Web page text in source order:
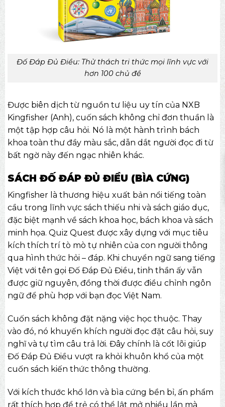
Đố Đáp Đủ Điều: Thử thách tri thức mọi lĩnh vực với
hơn 100 chủ đề
Được biên dịch từ nguồn tư liệu uy tín của NXB
Kingfisher (Anh), cuốn sách không chỉ đơn thuần là
một tập hợp câu hỏi. Nó là một hành trình bách
khoa toàn thư đầy màu sắc, dẫn dắt người đọc đi từ
bất ngờ này đến ngạc nhiên khác.
SÁCH ĐỐ ĐÁP ĐỦ ĐIỀU (BÌA CỨNG)
Kingfisher là thương hiệu xuất bản nổi tiếng toàn
cầu trong lĩnh vực sách thiếu nhi và sách giáo dục,
đặc biệt mạnh về sách khoa học, bách khoa và sách
minh họa. Quiz Quest được xây dựng với mục tiêu
kích thích trí tò mò tự nhiên của con người thông
qua hình thức hỏi – đáp. Khi chuyển ngữ sang tiếng
Việt với tên gọi Đố Đáp Đủ Điều, tinh thần ấy vẫn
được giữ nguyên, đồng thời được điều chỉnh ngôn
ngữ để phù hợp với bạn đọc Việt Nam.
Cuốn sách không đặt nặng việc học thuộc. Thay
vào đó, nó khuyến khích người đọc đặt câu hỏi, suy
nghĩ và tự tìm câu trả lời. Đây chính là cốt lõi giúp
Đố Đáp Đủ Điều vượt ra khỏi khuôn khổ của một
cuốn sách kiến thức thông thường.
Với kích thước khổ lớn và bìa cứng bền bỉ, ấn phẩm
rất thích hợp để trẻ có thể lật mở nhiều lần mà